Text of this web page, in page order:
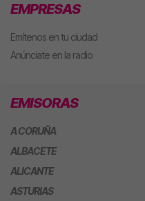
EMPRESAS
Emítenos en tu ciudad
Anúnciate en la radio
EMISORAS
A CORUÑA
ALBACETE
ALICANTE
ASTURIAS